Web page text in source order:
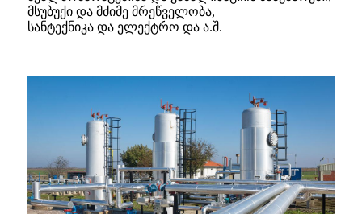
მსუბუქი და მძიმე მრეწველობა,
სანტექნიკა და ელექტრო და ა.შ.